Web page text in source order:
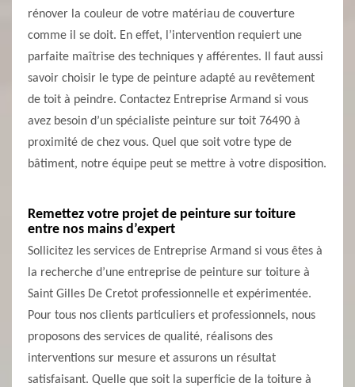
rénover la couleur de votre matériau de couverture
comme il se doit. En effet, l’intervention requiert une
parfaite maîtrise des techniques y afférentes. Il faut aussi
savoir choisir le type de peinture adapté au revêtement
de toit à peindre. Contactez Entreprise Armand si vous
avez besoin d’un spécialiste peinture sur toit 76490 à
proximité de chez vous. Quel que soit votre type de
bâtiment, notre équipe peut se mettre à votre disposition.
Remettez votre projet de peinture sur toiture
entre nos mains d’expert
Sollicitez les services de Entreprise Armand si vous êtes à
la recherche d’une entreprise de peinture sur toiture à
Saint Gilles De Cretot professionnelle et expérimentée.
Pour tous nos clients particuliers et professionnels, nous
proposons des services de qualité, réalisons des
interventions sur mesure et assurons un résultat
satisfaisant. Quelle que soit la superficie de la toiture à